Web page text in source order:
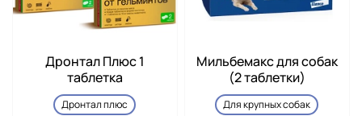
Дронтал Плюс 1
таблетка
Дронтал плюс
Мильбемакс для собак
(2 таблетки)
Для крупных собак